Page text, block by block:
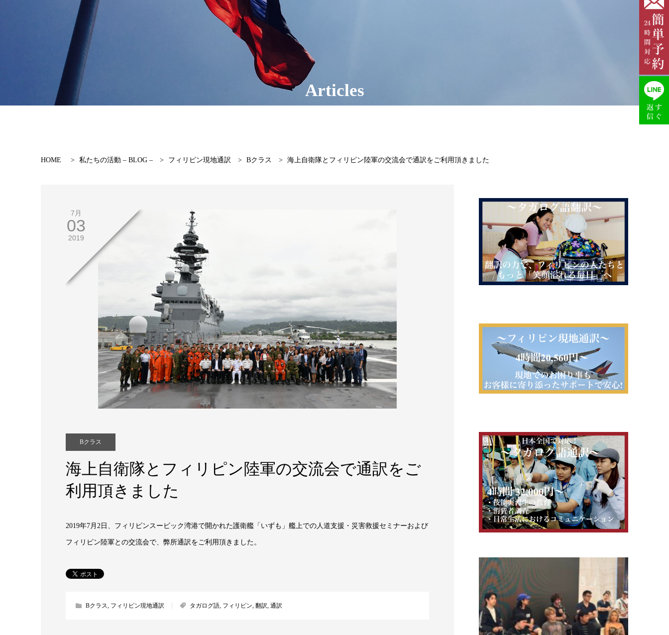
Articles
HOME > 私たちの活動 – BLOG – > フィリピン現地通訳 > Bクラス > 海上自衛隊とフィリピン陸軍の交流会で通訳をご利用頂きました
7月
03
2019
Bクラス
海上自衛隊とフィリピン陸軍の交流会で通訳をご
利用頂きました
2019年7月2日、フィリピンスービック湾港で開かれた護衛艦「いずも」艦上での人道支援・災害救援セミナーおよび
フィリピン陸軍との交流会で、弊所通訳をご利用頂きました。
Bクラス, フィリピン現地通訳 タガログ語, フィリピン, 翻訳, 通訳